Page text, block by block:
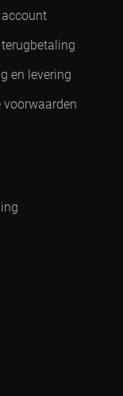
en levering
voorwaarden